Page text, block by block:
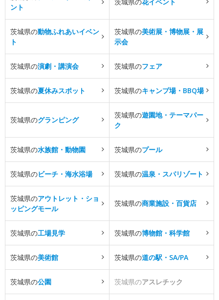
ント
茨城県の動物ふれあいイベン
ト
茨城県の美術展・博物展・展
示会
茨城県の演劇・講演会 茨城県のフェア
茨城県の夏休みスポット 茨城県のキャンプ場・BBQ場
茨城県のグランピング
茨城県の遊園地・テーマパー
ク
茨城県の水族館・動物園 茨城県のプール
茨城県のビーチ・海水浴場 茨城県の温泉・スパリゾート
茨城県のアウトレット・ショ
ッピングモール
茨城県の商業施設・百貨店
茨城県の工場見学 茨城県の博物館・科学館
茨城県の美術館 茨城県の道の駅・SA/PA
茨城県の公園 茨城県のアスレチック